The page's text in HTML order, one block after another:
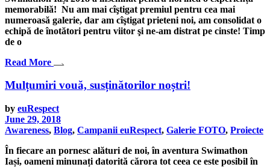
memorabilă! Nu am mai cîştigat premiul pentru cea mai
numeroasă galerie, dar am cîştigat prieteni noi, am consolidat o
echipă de înotători pentru viitor şi ne-am distrat pe cinste! Timp
de o
Read More
Mulțumiri vouă, susținătorilor noștri!
by euRespect
June 29, 2018
Awareness, Blog, Campanii euRespect, Galerie FOTO, Proiecte
În fiecare an pornesc alături de noi, în aventura Swimathon
Iași, oameni minunați datorită cărora tot ceea ce este posibil în